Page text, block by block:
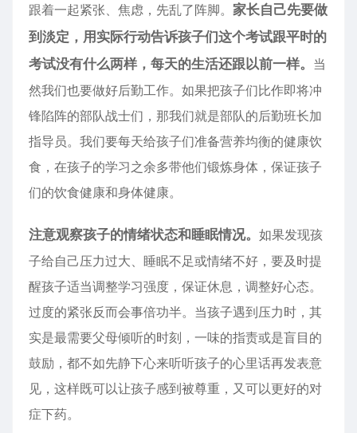
跟着一起紧张、焦虑，先乱了阵脚。 家长自己先要做
到淡定，用实际行动告诉孩子们这个考试跟平时的
考试没有什么两样，每天的生活还跟以前一样。 当
然我们也要做好后勤工作。如果把孩子们比作即将冲
锋陷阵的部队战士们，那我们就是部队的后勤班长加
指导员。我们要每天给孩子们准备营养均衡的健康饮
食，在孩子的学习之余多带他们锻炼身体，保证孩子
们的饮食健康和身体健康。
注意观察孩子的情绪状态和睡眠情况。 如果发现孩
子给自己压力过大、睡眠不足或情绪不好，要及时提
醒孩子适当调整学习强度，保证休息，调整好心态。
过度的紧张反而会事倍功半。当孩子遇到压力时，其
实是最需要父母倾听的时刻，一味的指责或是盲目的
鼓励，都不如先静下心来听听孩子的心里话再发表意
见，这样既可以让孩子感到被尊重，又可以更好的对
症下药。